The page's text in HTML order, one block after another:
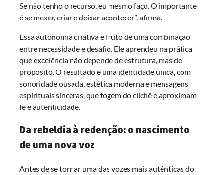
Se não tenho o recurso, eu mesmo faço. O importante
é se mexer, criar e deixar acontecer”, afirma.
Essa autonomia criativa é fruto de uma combinação
entre necessidade e desafio. Ele aprendeu na prática
que excelência não depende de estrutura, mas de
propósito. O resultado é uma identidade única, com
sonoridade ousada, estética moderna e mensagens
espirituais sinceras, que fogem do clichê e aproximam
fé e autenticidade.
Da rebeldia à redenção: o nascimento
de uma nova voz
Antes de se tornar uma das vozes mais autênticas do